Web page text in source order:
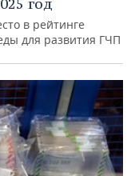
год
в рейтинге
для развития ГЧП